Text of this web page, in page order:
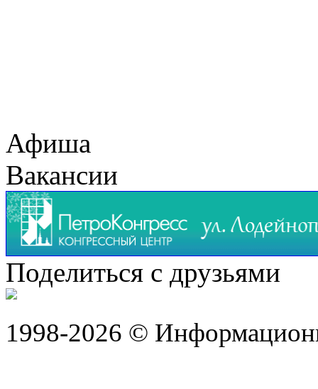
Афиша
Вакансии
Поделиться с друзьями
1998-2026 ©